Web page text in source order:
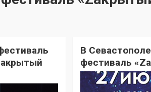
В
фестиваль